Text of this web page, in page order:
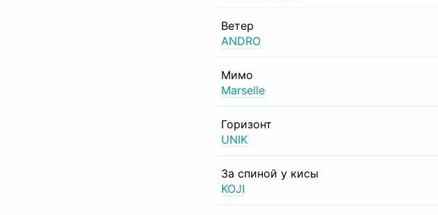
Ветер
ANDRO
Мимо
Marselle
Горизонт
UNIK
За спиной у кисы
KOJI